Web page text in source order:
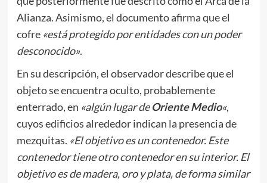
Alianza. Asimismo, el documento afirma que el
cofre «está protegido por entidades con un poder
desconocido».
En su descripción, el observador describe que el
objeto se encuentra oculto, probablemente
enterrado, en «algún lugar deOriente Medio«,
cuyos edificios alrededor indican la presencia de
mezquitas. «El objetivo es un contenedor. Este
contenedor tiene otro contenedor en su interior. El
objetivo es de madera, oro y plata, de forma similar